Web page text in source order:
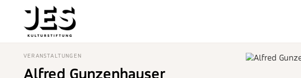
VERANSTALTUNGEN